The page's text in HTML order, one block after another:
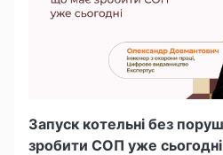
Запуск котельні без
зробити СОП уже сьогодні